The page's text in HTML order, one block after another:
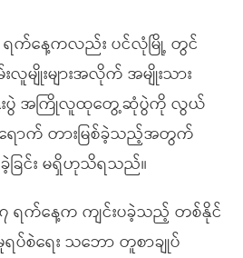
ရက်နေ့ကလည်း ပင်လုံမြို့ တွင်
မျိုးများအလိုက် အမျိုးသား
ေးပွဲ အကြိုလူထုတွေ့ဆုံပွဲကို လွယ်
ာက် တားမြစ်ခဲ့သည့်အတွက်
ခဲ့ခြင်း မရှိဟုသိရသည်။
ရက်နေ့က ကျင်းပခဲ့သည့် တစ်နိုင်
စဲရေး သဘော တူစာချုပ်